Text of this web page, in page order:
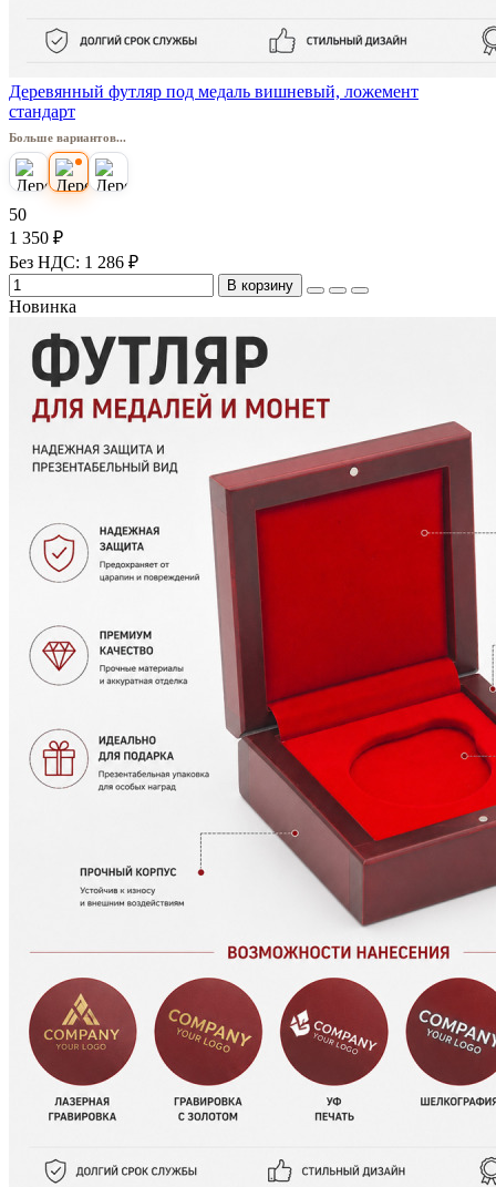
Деревянный футляр под медаль вишневый, ложемент
стандарт
Больше вариантов...
50
1 350 ₽
Без НДС: 1 286 ₽
В корзину
Новинка